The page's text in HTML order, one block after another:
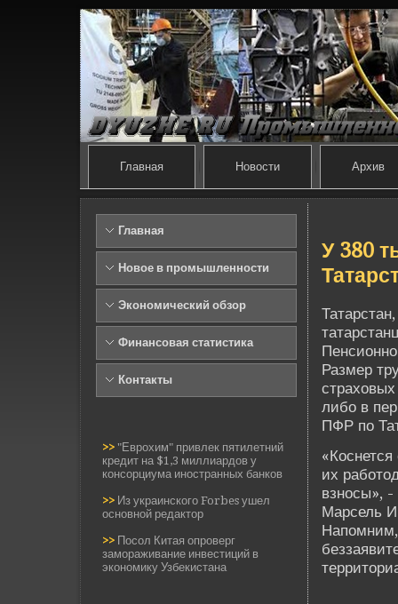
Главная Новости Архив
Главная
Новое в промышленности
Экономический обзор
Финансовая статистика
Контакты
>> "Еврохим" привлек пятилетний
кредит на $1,3 миллиардов у
консорциума иностранных банков
>> Из украинского Forbes ушел
основной редактор
>> Посол Китая опроверг
замораживание инвестиций в
экономику Узбекистана
У 380
Размер
либо в
ПФР по
их
взносы»,
Марсель